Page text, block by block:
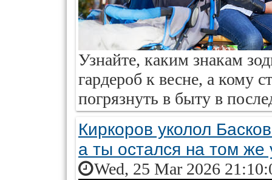
Узнайте, каким знакам
гардероб к весне, а кому
погрязнуть в быту в
Киркоров уколол
а ты остался на том же
Wed, 25 Mar 2026